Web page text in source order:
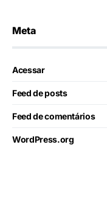
Meta
Acessar
Feed de posts
Feed de comentários
WordPress.org